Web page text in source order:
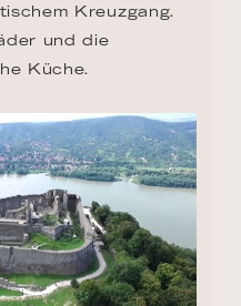
Kreuzgang.
und die
Küche.